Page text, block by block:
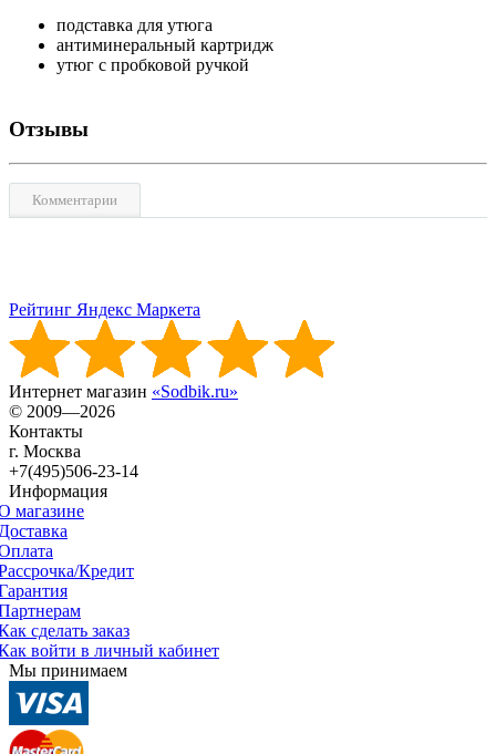
подставка для утюга
антиминеральный картридж
утюг с пробковой ручкой
Отзывы
Комментарии
Рейтинг Яндекс Маркета
Интернет магазин «Sodbik.ru»
© 2009—2026
Контакты
г. Москва
+7(495)506-23-14
Информация
магазине
Кредит
сделать заказ
войти в личный кабинет
Мы принимаем